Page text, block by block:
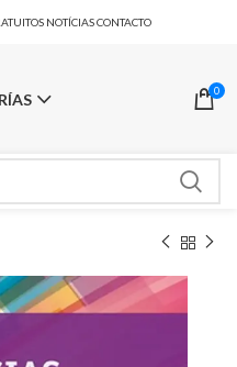
NOTÍCIASCONTACTO
0